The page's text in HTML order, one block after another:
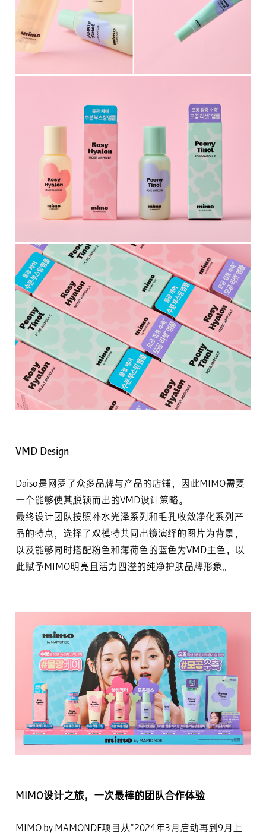
VMD Design
Daiso是网罗了众多品牌与产品的店铺，因此MIMO需要
一个能够使其脱颖而出的VMD设计策略。
最终设计团队按照补水光泽系列和毛孔收敛净化系列产
品的特点，选择了双模特共同出镜演绎的图片为背景，
以及能够同时搭配粉色和薄荷色的蓝色为VMD主色，以
此赋予MIMO明亮且活力四溢的纯净护肤品牌形象。
MIMO设计之旅，一次最棒的团队合作体验
MIMO by MAMONDE项目从“2024年3月启动再到9月上